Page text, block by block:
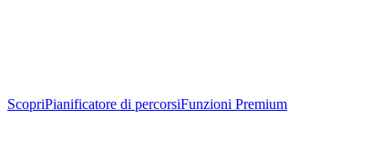
ScopriPianificatore di percorsiFunzioni Premium